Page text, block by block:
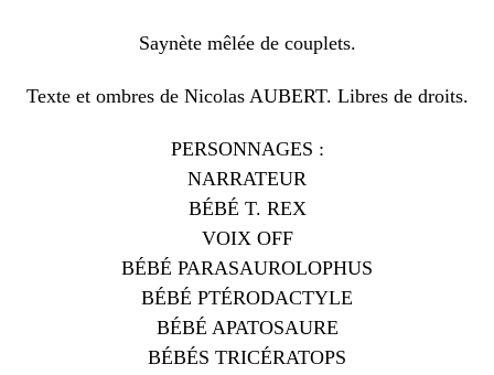
Saynète mêlée de couplets.
Texte et ombres de Nicolas AUBERT. Libres de droits.
PERSONNAGES :
NARRATEUR
BÉBÉ T. REX
VOIX OFF
BÉBÉ PARASAUROLOPHUS
BÉBÉ PTÉRODACTYLE
BÉBÉ APATOSAURE
BÉBÉS TRICÉRATOPS